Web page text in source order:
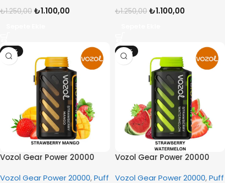
₺1.250,00 ₺1.100,00 ₺1.250,00 ₺1.100,00
-12%
Vozol Gear Power 20000
Vozol Gear Power 20000,Puff
-12%
Vozol Gear Power 20000
Vozol Gear Power 20000,Puff